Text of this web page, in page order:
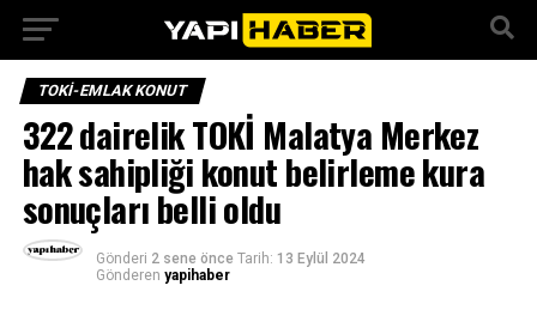
TOKI-EMLAK KONUT
322 dairelik TOKİ Malatya Merkez
hak sahipliği konut belirleme kura
sonuçları belli oldu
Gönderi 2 sene önce Tarih: 13 Eylül 2024
Gönderen yapihaber